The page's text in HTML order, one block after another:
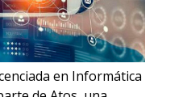
en Informática